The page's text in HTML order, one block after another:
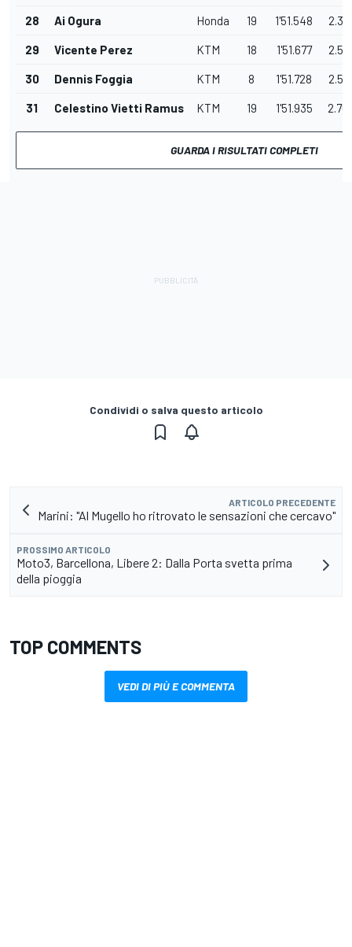
28 Ai Ogura Honda 19 1'51.548
29 Vicente Perez KTM 18 1'51.677
30 Dennis Foggia KTM 8 1'51.728
31 Celestino Vietti Ramus KTM 19 1'51.935
GUARDA I RISULTATI COMPLETI
Condividi o salva questo articolo
ARTICOLO PRECEDENTE
Marini: "Al Mugello ho ritrovato le sensazioni che cercavo"
PROSSIMO ARTICOLO
Moto3, Barcellona, Libere 2: Dalla Porta svetta prima
della pioggia
TOP COMMENTS
VEDI DI PIÙ E COMMENTA